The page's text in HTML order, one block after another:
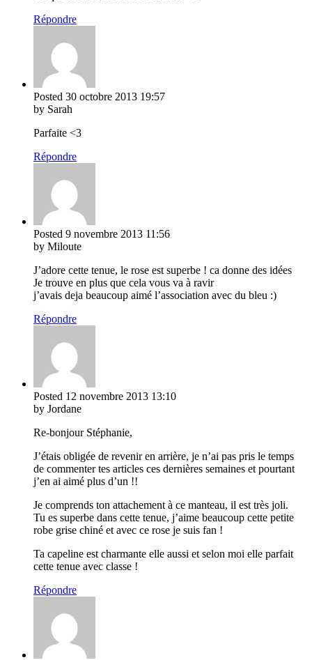
Répondre
Posted 30 octobre 2013 19:57
by Sarah
Parfaite <3
Répondre
Posted 9 novembre 2013 11:56
by Miloute
J’adore cette tenue, le rose est superbe ! ca donne des idées
Je trouve en plus que cela vous va à ravir
j’avais deja beaucoup aimé l’association avec du bleu :)
Répondre
Posted 12 novembre 2013 13:10
by Jordane
Re-bonjour Stéphanie,
J’étais obligée de revenir en arrière, je n’ai pas pris le temps
de commenter tes articles ces dernières semaines et pourtant
j’en ai aimé plus d’un !!
Je comprends ton attachement à ce manteau, il est très joli.
Tu es superbe dans cette tenue, j’aime beaucoup cette petite
robe grise chiné et avec ce rose je suis fan !
Ta capeline est charmante elle aussi et selon moi elle parfait
cette tenue avec classe !
Répondre